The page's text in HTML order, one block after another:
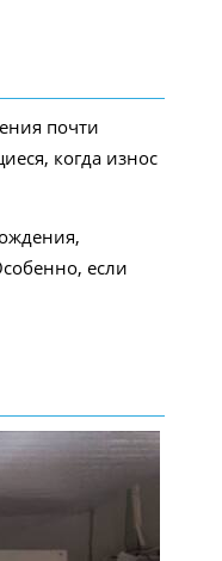
почти
когда износ
если